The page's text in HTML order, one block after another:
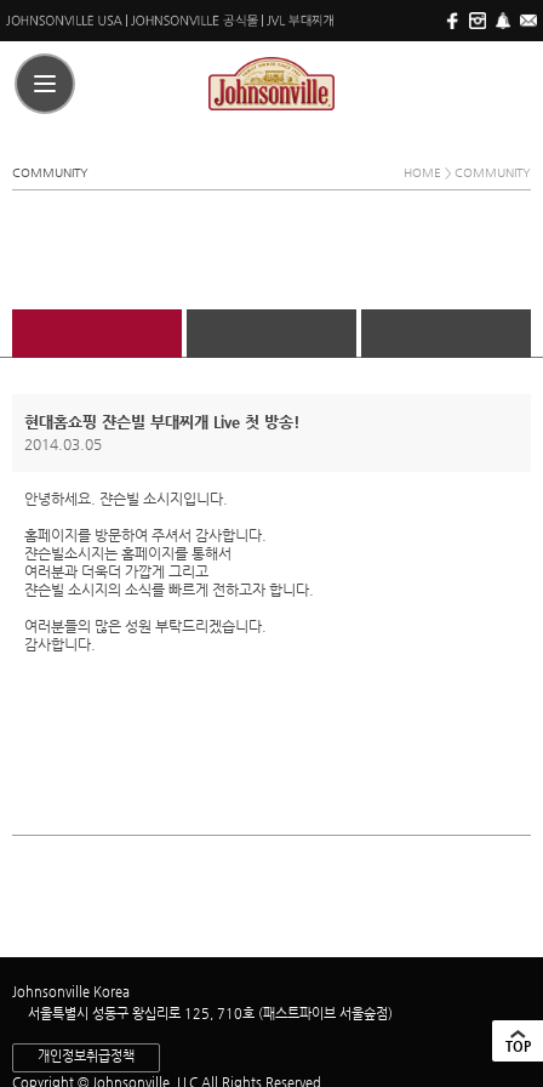
COMMUNITY HOME > COMMUNITY
현대홈쇼핑 쟌슨빌 부대찌개 Live 첫 방송!
2014.03.05
안녕하세요. 쟌슨빌 소시지입니다.
홈페이지를 방문하여 주셔서 감사합니다.
쟌슨빌소시지는 홈페이지를 통해서
여러분과 더욱더 가깝게 그리고
쟌슨빌 소시지의 소식를 빠르게 전하고자 합니다.
여러분들의 많은 성원 부탁드리겠습니다.
감사합니다.
Johnsonville Korea
서울특별시 성동구 왕십리로 125, 710호 (패스트파이브 서울숲점)
개인정보취급정책
Copyright © Johnsonville, LLC All Rights Reserved.
TOP